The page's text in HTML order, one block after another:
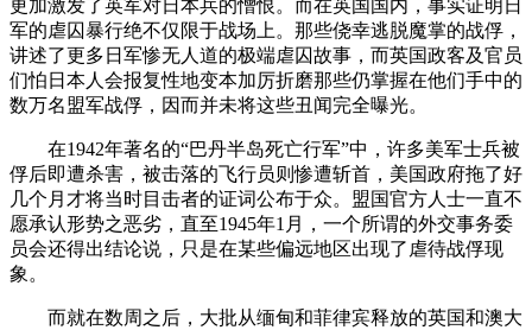
更加激发了英军对日本兵的憎恨。而在英国国内，事实证明日
军的虐囚暴行绝不仅限于战场上。那些侥幸逃脱魔掌的战俘，
讲述了更多日军惨无人道的极端虐囚故事，而英国政客及官员
们怕日本人会报复性地变本加厉折磨那些仍掌握在他们手中的
数万名盟军战俘，因而并未将这些丑闻完全曝光。
在1942年著名的“巴丹半岛死亡行军”中，许多美军士兵被
俘后即遭杀害，被击落的飞行员则惨遭斩首，美国政府拖了好
几个月才将当时目击者的证词公布于众。盟国官方人士一直不
愿承认形势之恶劣，直至1945年1月，一个所谓的外交事务委
员会还得出结论说，只是在某些偏远地区出现了虐待战俘现
象。
而就在数周之后，大批从缅甸和菲律宾释放的英国和澳大